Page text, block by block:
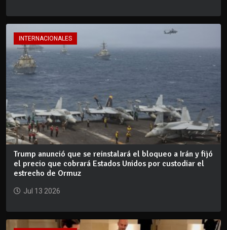
INTERNACIONALES
Trump anunció que se reinstalará el bloqueo a Irán y fijó
el precio que cobrará Estados Unidos por custodiar el
estrecho de Ormuz
Jul 13 2026